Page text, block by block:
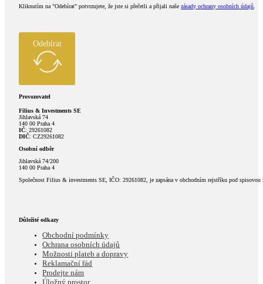
Kliknutím na "Odebírat" potvrzujete, že jste si přečetli a přijali našezásady ochrany osobních údajů
Odebírat
Provozovatel
Filius & Investments SE
Jihlavská 74
140 00 Praha 4
IČ: 29261082
DIČ: CZ29261082
Osobní odběr
Jihlavská 74/200
140 00 Praha 4
Společnost Filius & investments SE, IČO: 29261082, je zapsána v obchodním rejstříku pod spisovou
Důležité odkazy
Obchodní podmínky
Ochrana osobních údajů
Možnosti plateb a dopravy
Reklamační řád
Prodejte nám
Úložný prostor